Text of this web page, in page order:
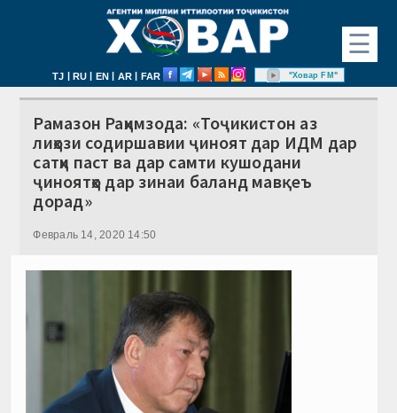
☰
TJ | RU | EN | AR | FAR "Ховар FM"
Рамазон Раҳимзода: «Тоҷикистон аз
лиҳози содиршавии ҷиноят дар ИДМ дар
сатҳи паст ва дар самти кушодани
ҷиноятҳо дар зинаи баланд мавқеъ
дорад»
Февраль 14, 2020 14:50